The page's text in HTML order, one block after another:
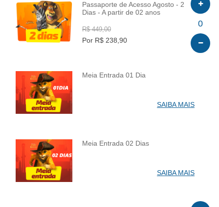
INFO
Passaporte de Acesso Agosto - 2
Dias - A partir de 02 anos
R$ 449,00
Por R$ 238,90
0
INFO
Meia Entrada 01 Dia
SAIBA MAIS
INFO
Meia Entrada 02 Dias
SAIBA MAIS